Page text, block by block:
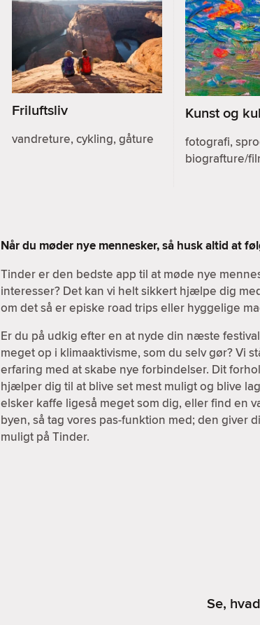
Friluftsliv
vandreture, cykling, gåture
Kunst og
fotografi,
biografture/
Når du møder nye mennesker, så husk altid at
Tinder er den bedste app til at møde nye
interesser? Det kan vi helt sikkert hjælpe dig
om det så er episke road trips eller hyggelige
Er du på udkig efter en at nyde din næste
meget op i klimaaktivisme, som du selv gør? Vi
erfaring med at skabe nye forbindelser. Dit
hjælper dig til at blive set mest muligt og blive
elsker kaffe ligeså meget som dig, eller find
byen, så tag vores pas-funktion med; den giver
muligt på Tinder.
Se,